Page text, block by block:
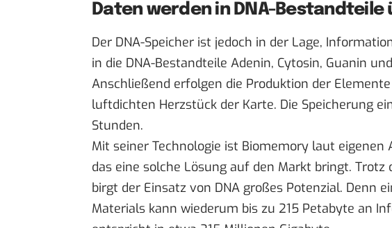
Daten werden in DNA-
Der DNA-Speicher ist jedoch in der Lage,
in die DNA-Bestandteile Adenin, Cytosin, Guanin
Anschließend erfolgen die Produktion der
luftdichten Herzstück der Karte. Die Speicherung
Stunden.
Mit seiner Technologie ist Biomemory laut eigenen
das eine solche Lösung auf den Markt bringt. Trotz
birgt der Einsatz von DNA großes Potenzial. Denn
Materials kann wiederum bis zu 215 Petabyte an